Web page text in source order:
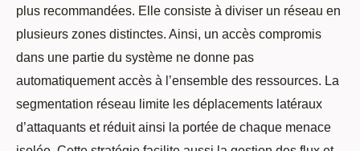
plus recommandées. Elle consiste à diviser un réseau en
plusieurs zones distinctes. Ainsi, un accès compromis
dans une partie du système ne donne pas
automatiquement accès à l’ensemble des ressources. La
segmentation réseau limite les déplacements latéraux
d’attaquants et réduit ainsi la portée de chaque menace